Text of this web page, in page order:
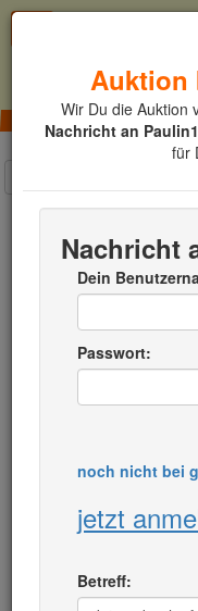
Auktion
Wir Du die Auktion
Nachricht an Paulin1
für
Nachricht
Dein
Passwort:
noch nicht bei
jetzt
Betreff:
Sexy
HORNY
Ich hole Dich in